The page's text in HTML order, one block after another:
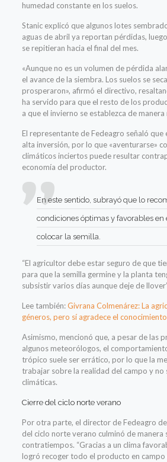
humedad constante en los suelos.
Stanic explicó que algunos lotes
aguas de abril ya reportan pérdidas,
se repitieran hacia el final del mes.
«Aunque no es un volumen de pérdida
el avance de la siembra. Los suelos se
prosperaron», afirmó el directivo,
ha servido para que el resto de los
a que el invierno se establezca de manera
El representante de Fedeagro señaló que
alta inversión, por lo que «aventurarse»
climáticos inciertos puede resultar
economía del productor.
En este sentido, subrayó que lo
condiciones óptimas y favorables en
colocar la semilla.
“El agricultor debe estar seguro de que
para que la semilla germine y la planta
subsistir varios días aunque deje de
Lee también:Givrana Colmenárez: La
géneros, pero sí agradece el
Asimismo, mencionó que, a pesar de las
algunos meteorólogos, el
trópico suele ser errático, por lo que la
trabajar sobre la realidad del campo y no
climáticas.
Cierre del ciclo norte verano
Por otra parte, el director de Fedeagro
del ciclo norte verano culminó de manera
contratiempos. “Gracias a un clima
logró recoger todo el producto en campo